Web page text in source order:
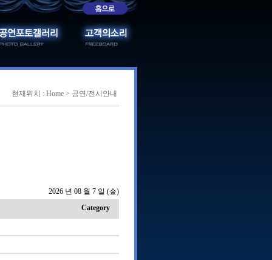
현재위치 : Home > 공연/전시안내
2026 년 08 월 7 일 (金)
Category